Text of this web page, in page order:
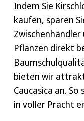
Indem Sie
kaufen, sparen
Zwischenhändler
Pflanzen direkt
bieten wir
Caucasica an.
in voller Pracht